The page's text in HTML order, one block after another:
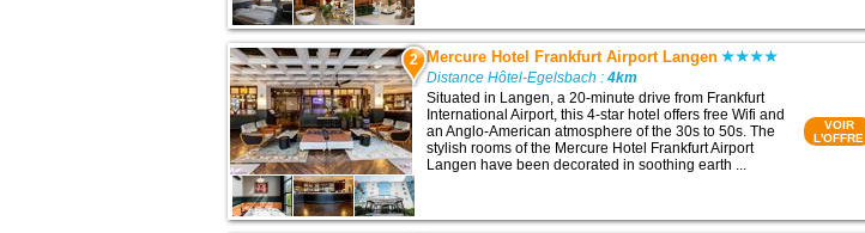
2 Mercure Hotel Frankfurt Airport Langen
Distance Hôtel-Egelsbach :4km
Situated in Langen, a 20-minute drive from Frankfurt
International Airport, this 4-star hotel offers free Wifi and
an Anglo-American atmosphere of the 30s to 50s. The
stylish rooms of the Mercure Hotel Frankfurt Airport
Langen have been decorated in soothing earth ...
VOIR
L'OFFRE